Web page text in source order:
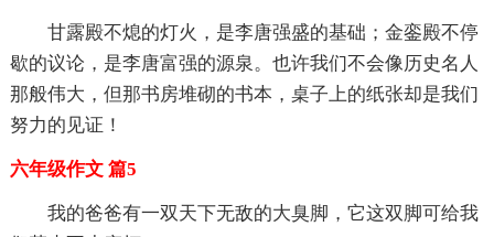
甘露殿不熄的灯火，是李唐强盛的基础；金銮殿不停
歇的议论，是李唐富强的源泉。也许我们不会像历史名人
那般伟大，但那书房堆砌的书本，桌子上的纸张却是我们
努力的见证！
六年级作文 篇5
我的爸爸有一双天下无敌的大臭脚，它这双脚可给我